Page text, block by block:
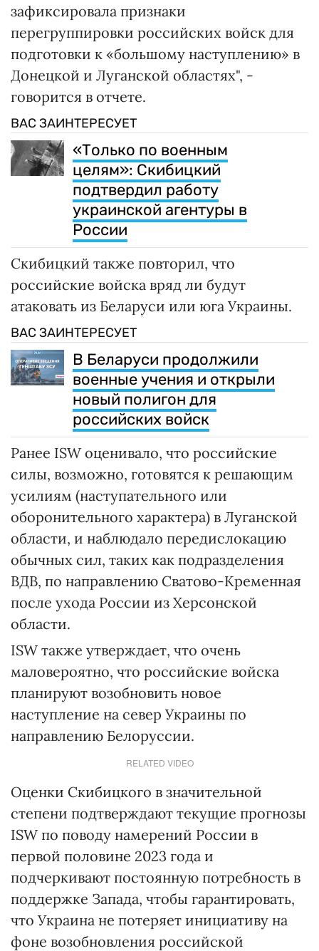
зафиксировала признаки
перегруппировки российских войск для
подготовки к «большому наступлению» в
Донецкой и Луганской областях", -
говорится в отчете.
ВАС ЗАИНТЕРЕСУЕТ
«Только по военным
целям»: Скибицкий
подтвердил работу
украинской агентуры в
России
Скибицкий также повторил, что
российские войска вряд ли будут
атаковать из Беларуси или юга Украины.
ВАС ЗАИНТЕРЕСУЕТ
В Беларуси продолжили
военные учения и открыли
новый полигон для
российских войск
Ранее ISW оценивало, что российские
силы, возможно, готовятся к решающим
усилиям (наступательного или
оборонительного характера) в Луганской
области, и наблюдало передислокацию
обычных сил, таких как подразделения
ВДВ, по направлению Сватово-Кременная
после ухода России из Херсонской
области.
ISW также утверждает, что очень
маловероятно, что российские войска
планируют возобновить новое
наступление на север Украины по
направлению Белоруссии.
RELATED VIDEO
Оценки Скибицкого в значительной
степени подтверждают текущие прогнозы
ISW по поводу намерений России в
первой половине 2023 года и
подчеркивают постоянную потребность в
поддержке Запада, чтобы гарантировать,
что Украина не потеряет инициативу на
фоне возобновления российской